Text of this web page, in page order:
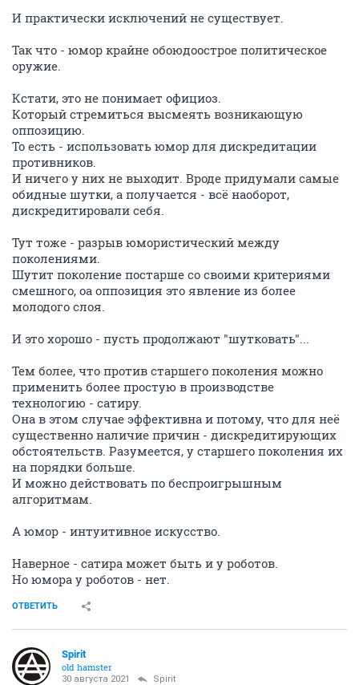
И практически исключений не существует.
Так что - юмор крайне обоюдоострое политическое
оружие.
Кстати, это не понимает официоз.
Который стремиться высмеять возникающую
оппозицию.
То есть - использовать юмор для дискредитации
противников.
И ничего у них не выходит. Вроде придумали самые
обидные шутки, а получается - всё наоборот,
дискредитировали себя.
Тут тоже - разрыв юмористический между
поколениями.
Шутит поколение постарше со своими критериями
смешного, оа оппозиция это явление из более
молодого слоя.
И это хорошо - пусть продолжают "шутковать"...
Тем более, что против старшего поколения можно
применить более простую в производстве
технологию - сатиру.
Она в этом случае эффективна и потому, что для неё
существенно наличие причин - дискредитирующих
обстоятельств. Разумеется, у старшего поколения их
на порядки больше.
И можно действовать по беспроигрышным
алгоритмам.
А юмор - интуитивное искусство.
Наверное - сатира может быть и у роботов.
Но юмора у роботов - нет.
ОТВЕТИТЬ
Spirit
old hamster
30 августа 2021 Spirit